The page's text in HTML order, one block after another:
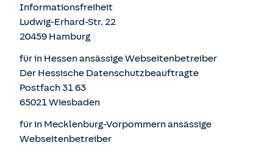
Informationsfreiheit
Ludwig-Erhard-Str. 22
20459 Hamburg
für in Hessen ansässige Webseitenbetreiber
Der Hessische Datenschutzbeauftragte
Postfach 31 63
65021 Wiesbaden
für in Mecklenburg-Vorpommern ansässige
Webseitenbetreiber